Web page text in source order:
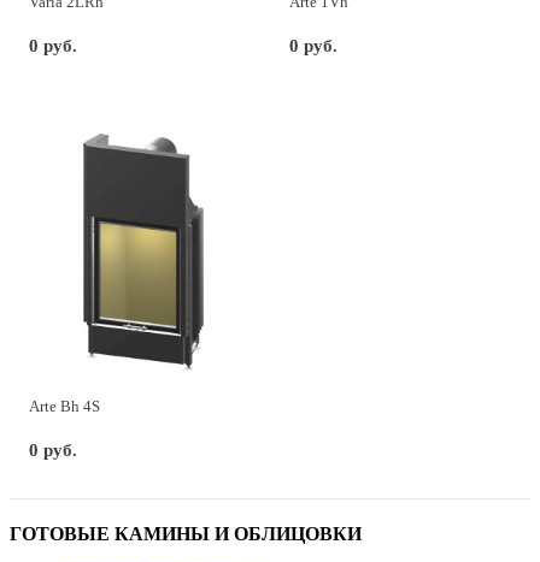
0 руб. 0 руб.
Arte Bh 4S
0 руб.
ГОТОВЫЕ КАМИНЫ И ОБЛИЦОВКИ